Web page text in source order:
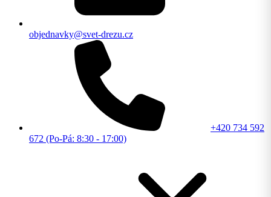
objednavky@svet-drezu.cz
+420 734 592
672 (Po-Pá: 8:30 - 17:00)